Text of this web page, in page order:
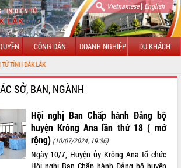
Vietnamese| English
CÔNG DÂN DOANH NGHIỆP DU KHÁCH
SỞ, BAN, NGÀNH
Hội nghị Ban Chấp hành Đảng bộ
huyện Krông Ana lần thứ 18 ( mở
rộng) (10/07/2024, 19:36)
Ngày 10/7, Huyện ủy Krông Ana tổ chức